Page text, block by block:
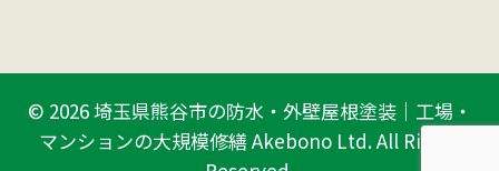
© 2026埼玉県熊谷市の防水・外壁屋根塗装｜工場・
マンションの大規模修繕 Akebono Ltd.All Rights